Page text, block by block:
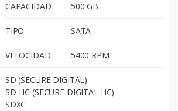
CAPACIDAD 500 GB
TIPO SATA
VELOCIDAD 5400 RPM
SD (SECURE DIGITAL)
SD-HC (SECURE DIGITAL HC)
SDXC